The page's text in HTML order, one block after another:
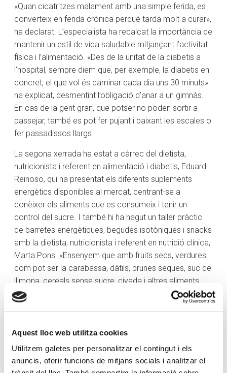
Aquest lloc web utilitza cookies
Utilitzem galetes per personalitzar el contingut i els
anuncis, oferir funcions de mitjans socials i analitzar el
«Quan cicatritzes malament amb una simple ferida, es
converteix en ferida crònica perquè tarda molt a curar»,
ha declarat. L’especialista ha recalcat la importància de
mantenir un estil de vida saludable mitjançant l’activitat
física i l’alimentació. «Des de la unitat de la diabetis a
l’hospital, sempre diem que, per exemple, la diabetis en
concret, el que vol és caminar cada dia uns 30 minuts»
ha explicat, desmentint l’obligació d’anar a un gimnàs.
En cas de la gent gran, que potser no poden sortir a
passejar, també es pot fer pujant i baixant les escales o
fer passadissos llargs.
La segona xerrada ha estat a càrrec del dietista,
nutricionista i referent en alimentació i diabetis, Eduard
Reinoso, qui ha presentat els diferents suplements
energètics disponibles al mercat, centrant-se a
conèixer els aliments que es consumeix i tenir un
control del sucre. I també hi ha hagut un taller pràctic
de barretes energètiques, begudes isotòniques i snacks
amb la dietista, nutricionista i referent en nutrició clínica,
Marta Pons. «Ensenyem que amb fruits secs, verdures
com pot ser la carabassa, dàtils, prunes seques, suc de
llimona, cereals sense sucre, civada i altres aliments
naturals es poden fer els mateixos productes de
suplementació que es compra al supermercat», ha
l’objectiu és poder sensibilitzar sobre el consum del
sucre i la creació de productes que no influeixen en la
salut, encara que «per l’esport poden tenir un benefici,
mirem de donar-los la volta i utilitzar-los d’una manera